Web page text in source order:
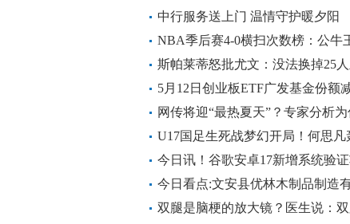
源：年办309场活动，构建立体化
中行服务送上门 温情守护暖夕阳
NBA季后赛4-0横扫次数榜：公牛
头条
斯帕莱蒂怒批尤文：没法换掉25
5月12日创业板ETF广发基金份额
代、中际旭创、新易盛 每日简讯
网传将迎“最热夏天”？专家分析
U17国足生死战梦幻开局！何思
均破门 快播报
今日讯！谷歌安卓17新增系统验
意仿冒系统
今日看点:文安县优林木制品制造
民币
双腿是脑梗的放大镜？医生说：